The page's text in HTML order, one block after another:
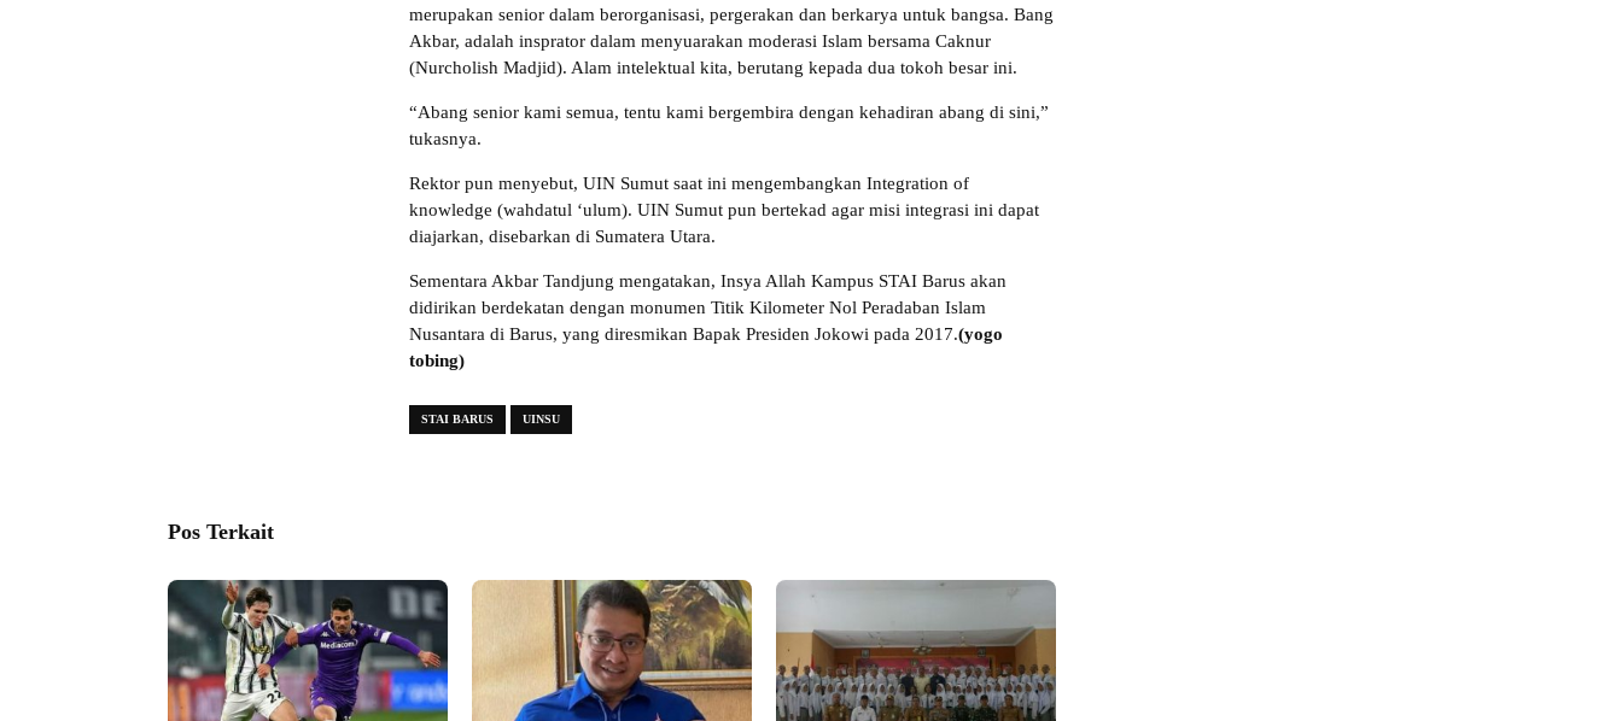
merupakan senior dalam berorganisasi, pergerakan dan berkarya untuk bangsa. Bang
Akbar, adalah insprator dalam menyuarakan moderasi Islam bersama Caknur
(Nurcholish Madjid). Alam intelektual kita, berutang kepada dua tokoh besar ini.
“Abang senior kami semua, tentu kami bergembira dengan kehadiran abang di sini,”
tukasnya.
Rektor pun menyebut, UIN Sumut saat ini mengembangkan Integration of
knowledge (wahdatul ‘ulum). UIN Sumut pun bertekad agar misi integrasi ini dapat
diajarkan, disebarkan di Sumatera Utara.
Sementara Akbar Tandjung mengatakan, Insya Allah Kampus STAI Barus akan
didirikan berdekatan dengan monumen Titik Kilometer Nol Peradaban Islam
Nusantara di Barus, yang diresmikan Bapak Presiden Jokowi pada 2017.(yogo
tobing)
STAI BARUS UINSU
Pos Terkait